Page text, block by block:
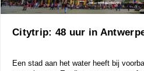
Citytrip: 48 uur in
Een stad aan het water heeft bij